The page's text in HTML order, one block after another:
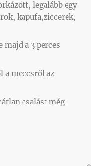
legalább egy
kapufa,ziccerek,
majd a 3 perces
a meccsről az
csalást még